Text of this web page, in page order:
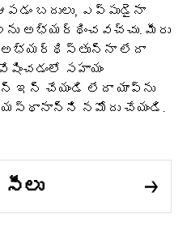
బదులు, ఎప్పుడైనా
అభ్యర్థించవచ్చు. మీరు
అభ్యర్థిస్తున్నా లేదా
సహాయం
ఇన్ చేయండి లేదా యాప్‌ను
నమోదు చేయండి.